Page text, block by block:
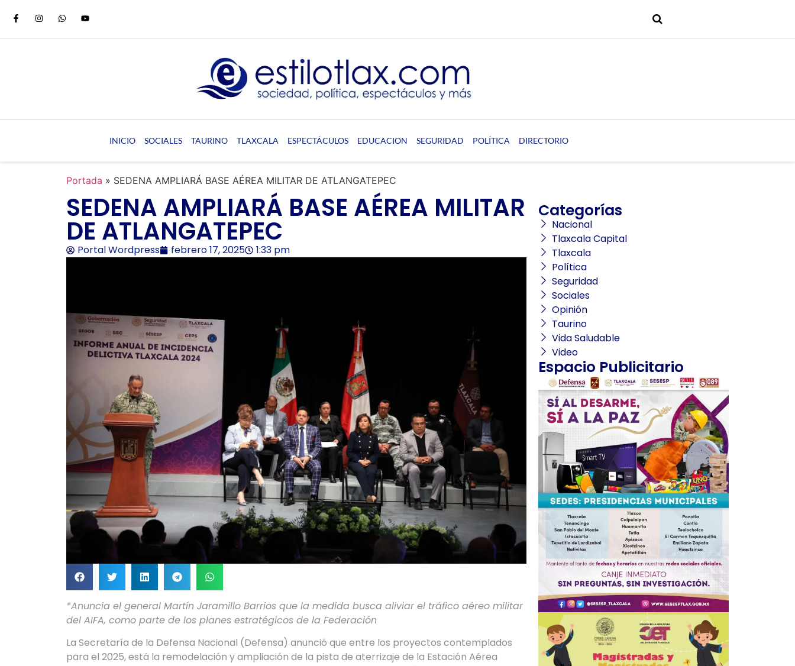
INICIO SOCIALES TAURINO TLAXCALA ESPECTÁCULOS EDUCACION SEGURIDAD POLÍTICA DIRECTORIO
Portada » SEDENA AMPLIARÁ BASE AÉREA MILITAR DE ATLANGATEPEC
SEDENA AMPLIARÁ BASE AÉREA MILITAR
DE ATLANGATEPEC
Portal Wordpress febrero 17, 2025 1:33 pm
*Anuncia el general Martín Jaramillo Barrios que la medida busca aliviar el tráfico aéreo militar
del AIFA, como parte de los planes estratégicos de la Federación
La Secretaría de la Defensa Nacional (Defensa) anunció que entre los proyectos contemplados
para el 2025, está la remodelación y ampliación de la pista de aterrizaje de la Estación Aérea
Categorías
Nacional
Tlaxcala Capital
Tlaxcala
Política
Seguridad
Sociales
Opinión
Taurino
Vida Saludable
Video
Espacio Publicitario